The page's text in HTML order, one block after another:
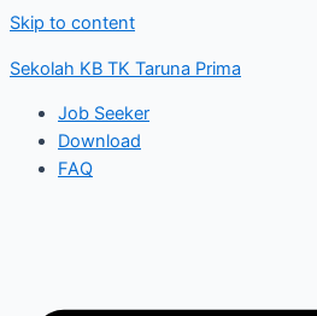
Skip to content
Sekolah KB TK Taruna Prima
Job Seeker
Download
FAQ